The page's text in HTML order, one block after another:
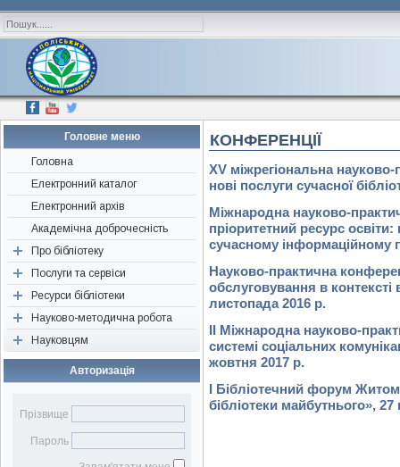
Головне меню
Головна
Електронний каталог
Електронний архів
Академічна доброчесність
Про бібліотеку
Наші друзі, партнери,
спонсори
Історична довідка
Структура
Нормативні документи
Послуги та сервіси
Перевірка «на плагіат»
Консультація
Визначення індексів
Підбір літератури
Редагування джерел
Віртуальна довідка
Електронна доставка
документів
Ресурси бібліотеки
Періодичні видання
Ресурси відкритого доступу
Нові надходження
Бібліографічні видання
Віртуальна виставка
Науково-методична робота
Об’єднання бібліотек
Конференції, семінари,
тренінги
Бібліотечному фахівцю
Науковцям
Авторам наукових публікацій
Поради для написання
наукових робіт
Бібліометрика української
науки
Авторизація
Прізвище
Пароль
КОНФЕРЕНЦІЇ
XV міжрегіональна
нові послуги сучасної
Міжнародна науково-
пріоритетний ресурс
сучасному інформаційному
Науково-практична
обслуговування в контексті
листопада 2016 р.
ІІ Міжнародна науково-
системі соціальних
жовтня 2017 р.
І Бібліотечний форум
бібліотеки майбутнього»,